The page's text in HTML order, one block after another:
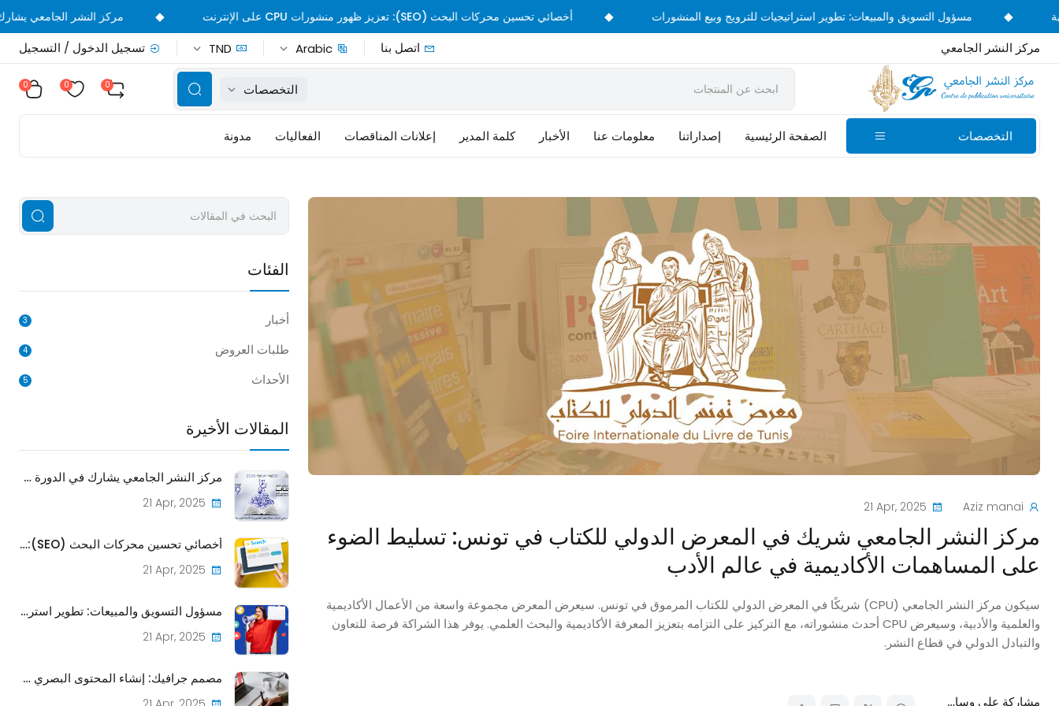
مركز النشر الجامعي يشارك في الدورة 39 أخصائي تحسين محركات البحث (SEO): تعزيز ظهور منشورات CPU على الإنترنت مسؤول التسويق والمبيعات: تطوير استراتيجيات للترويج وبيع المنشورات
مركز النشر الجامعي اتصل بنا Arabic
TND تسجيل الدخول / التسجيل
التخصصات 0
0
0
التخصصات الصفحة الرئيسية إصداراتنا معلومات عنا الأخبار كلمة المدير إعلانات المناقصات الفعاليات مدونة
Aziz manai
21 Apr, 2025
مركز النشر الجامعي شريك في المعرض الدولي للكتاب في تونس: تسليط الضوء
على المساهمات الأكاديمية في عالم الأدب
سيكون مركز النشر الجامعي (CPU) شريكًا في المعرض الدولي للكتاب المرموق في تونس. سيعرض المعرض مجموعة واسعة من الأعمال الأكاديمية
والعلمية والأدبية، وسيعرض CPU أحدث منشوراته، مع التركيز على التزامه بتعزيز المعرفة الأكاديمية والبحث العلمي. يوفر هذا الشراكة فرصة للتعاون
والتبادل الدولي في قطاع النشر.
مشاركة على وسائل التواصل الاجتماعي
الفئات
أخبار 3
طلبات العروض 4
الأحداث 5
المقالات الأخيرة
مركز النشر الجامعي يشارك في الدورة 39 من المعرض الدولي للكتاب بتونس
21 Apr, 2025
أخصائي تحسين محركات البحث (SEO): تعزيز ظهور منشورات CPU على الإنترنت
21 Apr, 2025
مسؤول التسويق والمبيعات: تطوير استراتيجيات للترويج وبيع المنشورات
21 Apr, 2025
مصمم جرافيك: إنشاء المحتوى البصري للمنشورات والمواد الترويجية